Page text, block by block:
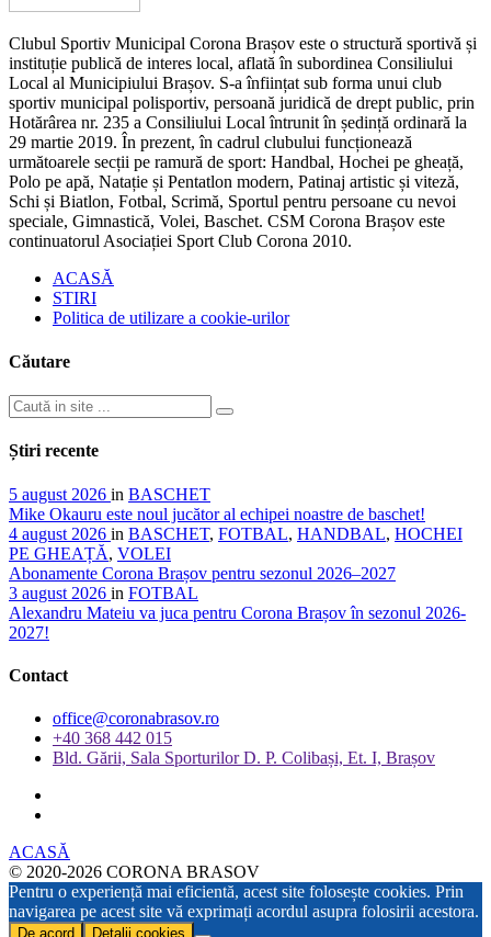
Clubul Sportiv Municipal Corona Brașov este o structură sportivă și
instituție publică de interes local, aflată în subordinea Consiliului
Local al Municipiului Brașov. S-a înființat sub forma unui club
sportiv municipal polisportiv, persoană juridică de drept public, prin
Hotărârea nr. 235 a Consiliului Local întrunit în ședință ordinară la
29 martie 2019. În prezent, în cadrul clubului funcționează
următoarele secții pe ramură de sport: Handbal, Hochei pe gheață,
Polo pe apă, Natație și Pentatlon modern, Patinaj artistic și viteză,
Schi și Biatlon, Fotbal, Scrimă, Sportul pentru persoane cu nevoi
speciale, Gimnastică, Volei, Baschet. CSM Corona Brașov este
continuatorul Asociației Sport Club Corona 2010.
ACASĂ
STIRI
Politica de utilizare a cookie-urilor
Căutare
Știri recente
5 august 2026 in BASCHET
Mike Okauru este noul jucător al echipei noastre de baschet!
4 august 2026 in BASCHET, FOTBAL, HANDBAL, HOCHEI
PE GHEAȚĂ, VOLEI
Abonamente Corona Brașov pentru sezonul 2026–2027
3 august 2026 in FOTBAL
Alexandru Mateiu va juca pentru Corona Brașov în sezonul 2026-
2027!
Contact
office@coronabrasov.ro
+40 368 442 015
Bld. Gării, Sala Sporturilor D. P. Colibași, Et. I, Brașov
ACASĂ
© 2020-2026 CORONA BRASOV
Pentru o experiență mai eficientă, acest site folosește cookies. Prin
navigarea pe acest site vă exprimați acordul asupra folosirii acestora.
De acord Detalii cookies